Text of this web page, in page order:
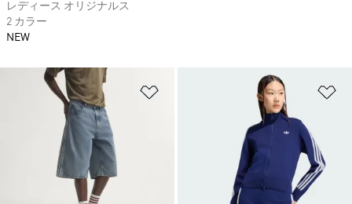
ほしいものリストに追加
レディース オリジナルス
2 カラー
NEW